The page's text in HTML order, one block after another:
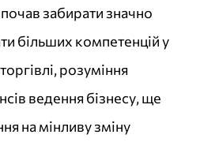
забирати значно
більших компетенцій у
розуміння
ведення бізнесу, ще
на мінливу зміну